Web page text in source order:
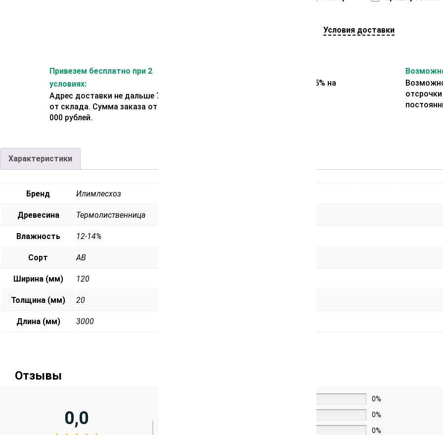
Условия доставки
Привезем бесплатно при 2
условиях:
Адрес доставки не дальше 70 км
от склада. Сумма заказа от 200
000 рублей.
Представляем скидку 5% на
Характеристики
Бренд Илимлесхоз
Древесина Термолиственница
Влажность 12-14%
Сорт АВ
Ширина (мм) 120
Толщина (мм) 20
Длина (мм) 3000
Отзывы
0,0
0%
0%
0%